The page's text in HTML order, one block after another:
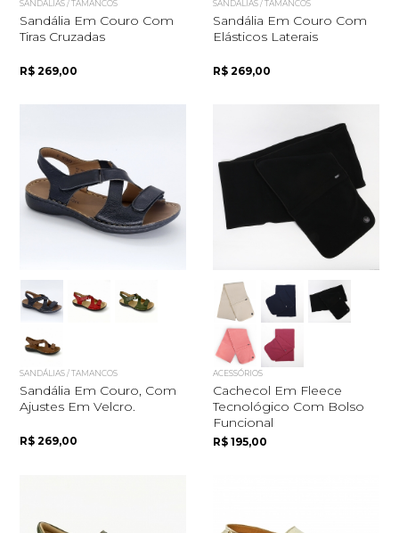
Quero me cadastrar
SANDÁLIAS / TAMANCOS
Sandália Em Couro Com
Tiras Cruzadas
R$ 269,00
SANDÁLIAS / TAMANCOS
Sandália Em Couro Com
Elásticos Laterais
R$ 269,00
SANDÁLIAS / TAMANCOS
Sandália Em Couro, Com
Ajustes Em Velcro.
R$ 269,00
ACESSÓRIOS
Cachecol Em Fleece
Tecnológico Com Bolso
Funcional
R$ 195,00